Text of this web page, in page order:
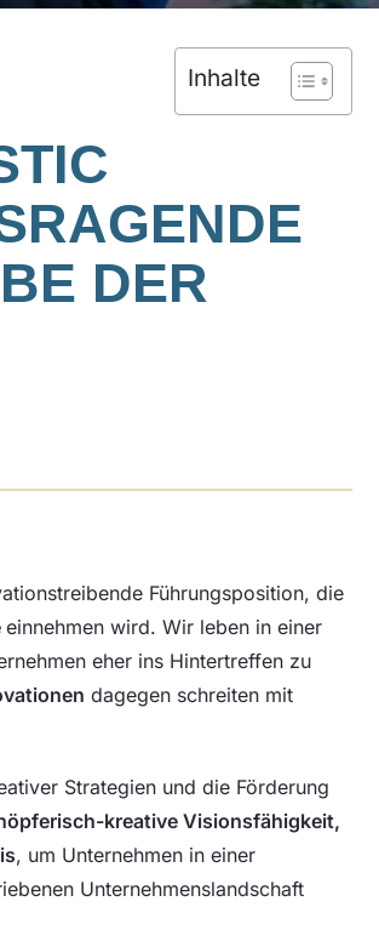
Inhalte
DER
Führungsposition, die
einnehmen wird. Wir leben in einer
eher ins Hintertreffen zu
dagegen schreiten mit
Strategien und die Förderung
kreative Visionsfähigkeit,
, um Unternehmen in einer
Unternehmenslandschaft